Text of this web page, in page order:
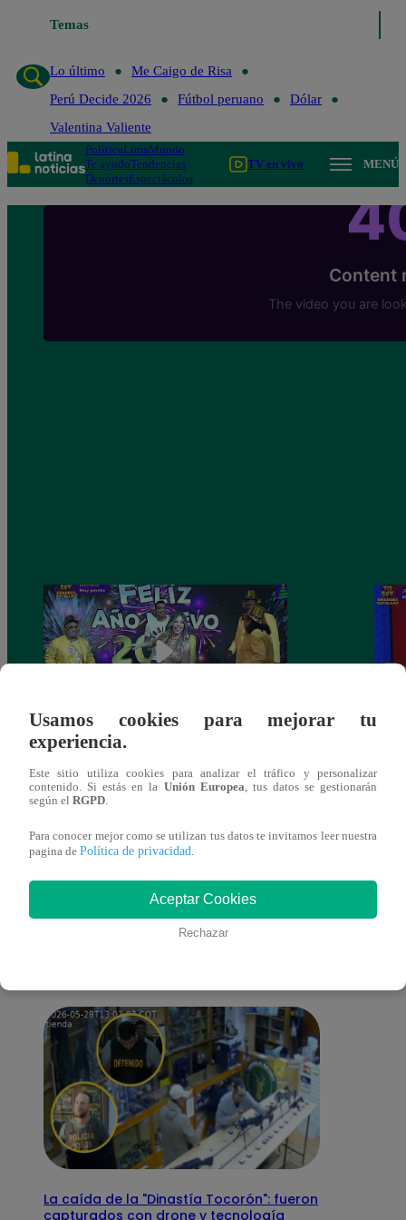
Temas
Lo último
Me Caigo de Risa
Perú Decide 2026
Fútbol peruano
Dólar
Valentina Valiente
PolíticaLimaMundo
Te ayudoTendencias
DeportesEspectáculos
TV en vivo MENÚ
Josimar armó una tremenda fiesta de año
nuevo en El Wasap de JB
También te puede
interesar
La caída de la "Dinastía Tocorón": fueron
capturados con drone y tecnología
Usamos cookies para mejorar tu
experiencia.
Este sitio utiliza cookies para analizar el tráfico y personalizar
contenido. Si estás en la Unión Europea , tus datos se gestionarán
según el RGPD
Para conocer mejor como se utilizan tus datos te invitamos leer nuestra
pagina de Política de privacidad
Aceptar Cookies
Rechazar